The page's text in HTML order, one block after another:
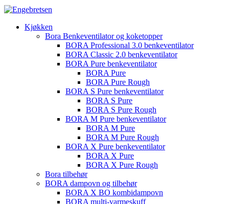
Kjøkken
Bora Benkeventilator og koketopper
BORA Professional 3.0 benkeventilator
BORA Classic 2.0 benkeventilator
BORA Pure benkeventilator
BORA Pure
BORA Pure Rough
BORA S Pure benkeventilator
BORA S Pure
BORA S Pure Rough
BORA M Pure benkeventilator
BORA M Pure
BORA M Pure Rough
BORA X Pure benkeventilator
BORA X Pure
BORA X Pure Rough
Bora tilbehør
BORA dampovn og tilbehør
BORA X BO kombidampovn
BORA multi-varmeskuff